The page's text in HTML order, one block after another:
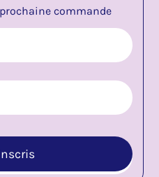
commande